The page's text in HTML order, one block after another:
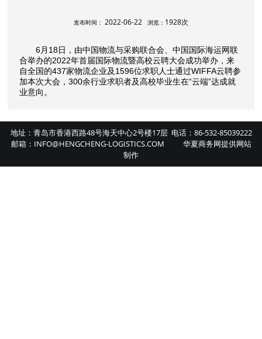
发布时间： 2022-06-22 浏览： 1928次
6月18日，由中国物流与采购联合会、中国国际海运网联
合举办的2022年首届国际物流暨高校云聘大会成功举办，来
自全国的437家物流企业及1596位求职人士通过WIFFA云聘参
加本次大会，300余行业求职者及高校毕业生在“云端”达成就
业意向。
地址：青岛市香港西路48号海天中心2号楼17层 电话：86-532-85039222
邮箱：INFO@HENGCHENG-LOGISTICS.COM 华夏商务网提供网站
制作